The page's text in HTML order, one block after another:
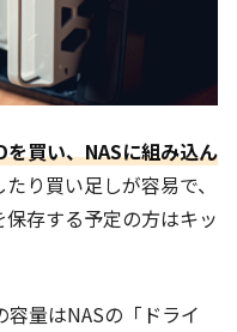
買い、NASに組み込ん
り買い足しが容易で、
存する予定の方はキッ
量はNASの「ドライ